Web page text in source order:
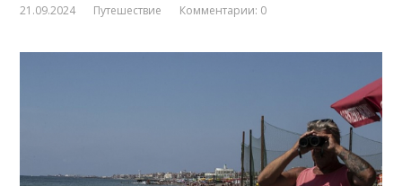
21.09.2024 Путешествие Комментарии: 0